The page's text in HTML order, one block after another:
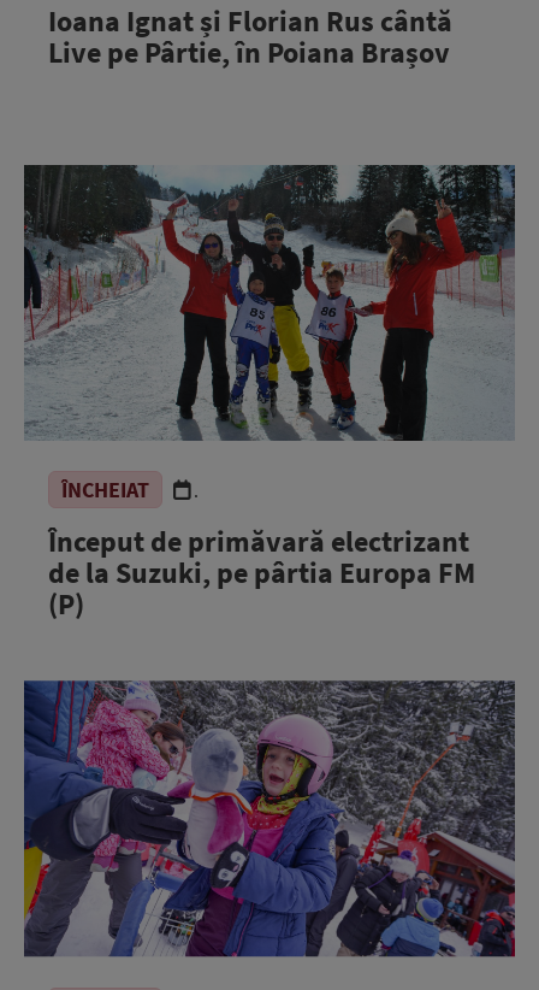
Ioana Ignat și Florian Rus cântă
Live pe Pârtie, în Poiana Brașov
ÎNCHEIAT .
Început de primăvară electrizant
de la Suzuki, pe pârtia Europa FM
(P)